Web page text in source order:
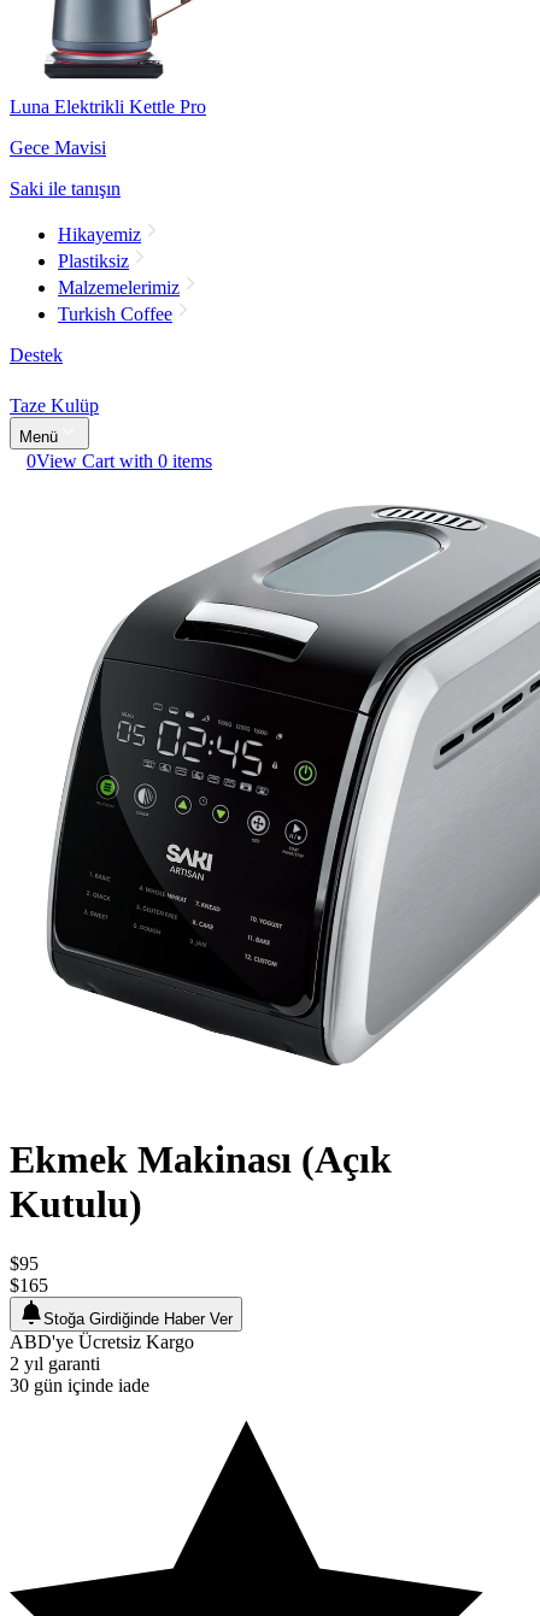
Luna Elektrikli Kettle Pro
Gece Mavisi
Saki ile tanışın
Hikayemiz
Plastiksiz
Malzemelerimiz
Turkish Coffee
Destek
Taze Kulüp
Menü
0View Cart with 0 items
Ekmek Makinası (Açık
Kutulu)
$95
$165
Stoğa Girdiğinde Haber Ver
ABD'ye Ücretsiz Kargo
2 yıl garanti
30 gün içinde iade